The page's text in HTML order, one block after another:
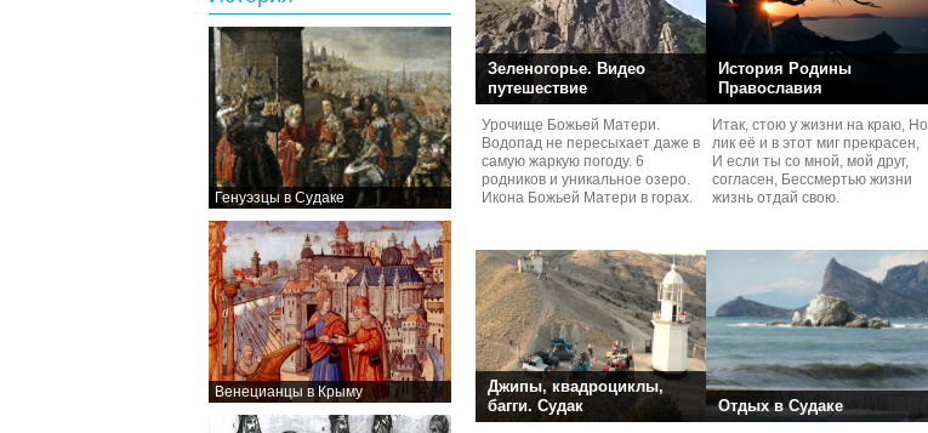
Генуэзцы в Судаке
Венецианцы в Крыму
Зеленогорье. Видео
путешествие
Урочище Божьей Матери.
Водопад не пересыхает даже в
самую жаркую погоду. 6
родников и уникальное озеро.
Икона Божьей Матери в горах.
История Родины
Православия
Итак, стою у жизни на краю, Но
лик её и в этот миг прекрасен,
И если ты со мной, мой друг,
согласен, Бессмертью жизни
жизнь отдай свою.
Джипы, квадроциклы,
багги. Судак
Отдых в Судаке